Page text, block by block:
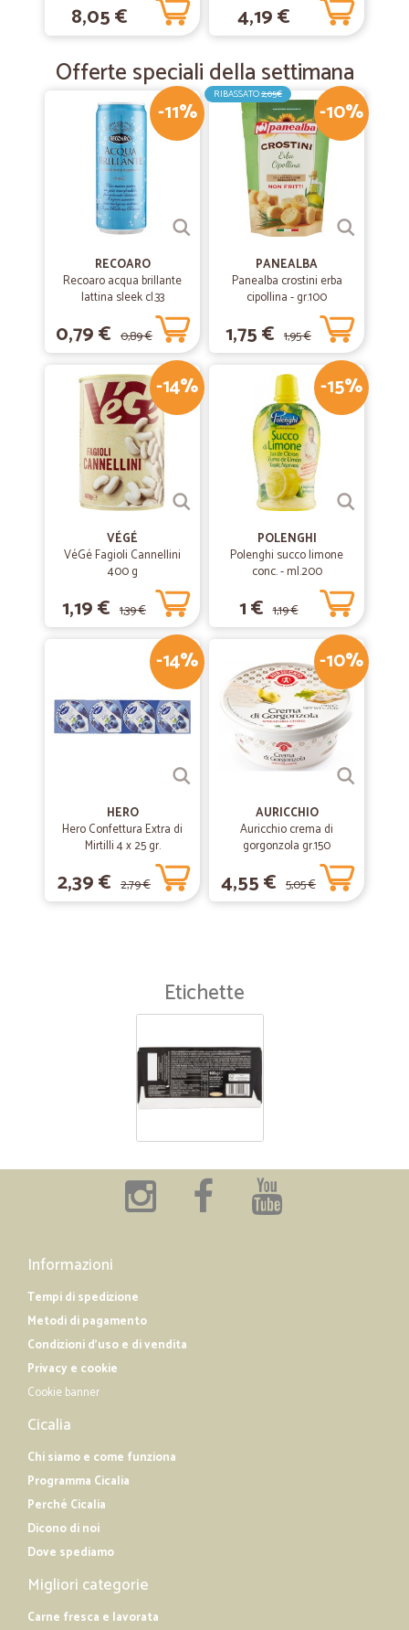
8,05 € 4,19 €
Offerte speciali della settimana
-11%
RECOARO
Recoaro acqua brillante
lattina sleek cl.33
0,79 € 0,89 €
-10%
RIBASSATO2,05€
PANEALBA
Panealba crostini erba
cipollina - gr.100
1,75 € 1,95 €
-14%
VÉGÉ
VéGé Fagioli Cannellini
400 g
1,19 € 1,39 €
-15%
POLENGHI
Polenghi succo limone
conc. - ml.200
1 € 1,19 €
-14%
HERO
Hero Confettura Extra di
Mirtilli 4 x 25 gr.
2,39 € 2,79 €
-10%
AURICCHIO
Auricchio crema di
gorgonzola gr.150
4,55 € 5,05 €
Etichette
Informazioni
Tempi di spedizione
Metodi di pagamento
Condizioni d'uso e di vendita
Privacy e cookie
Cookie banner
Cicalia
Chi siamo e come funziona
Programma Cicalia
Perché Cicalia
Dicono di noi
Dove spediamo
Migliori categorie
Carne fresca e lavorata